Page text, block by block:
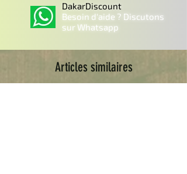
DakarDiscount
Besoin d'aide ? Discutons
sur Whatsapp
Articles similaires